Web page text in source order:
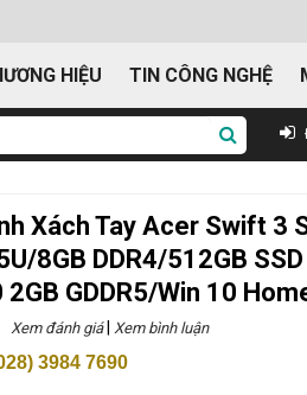
HIỆU TIN CÔNG NGHỆ
Xách Tay Acer Swift 3
8GB DDR4/512GB
GDDR5/Win 10
Xem đánh giá| Xem bình luận
3984 7690